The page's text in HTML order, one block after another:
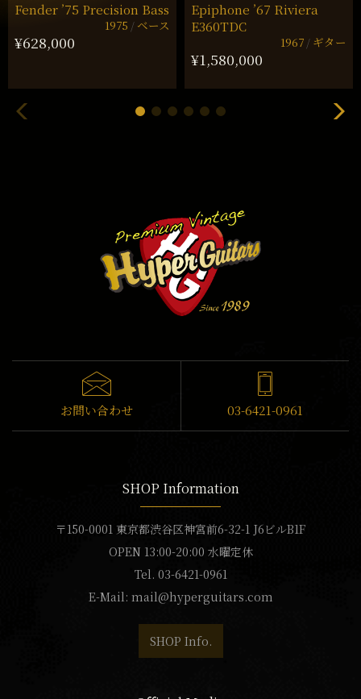
Fender ’75 Precision Bass
1975 ベース
¥628,000
Epiphone ’67 Riviera
E360TDC
1967 ギター
¥1,580,000
お問い合わせ 03-6421-0961
SHOP Information
〒150-0001 東京都渋谷区神宮前6-32-1 J6ビルB1F
OPEN 13:00-20:00 水曜定休
Tel. 03-6421-0961
E-Mail: mail@hyperguitars.com
SHOP Info.